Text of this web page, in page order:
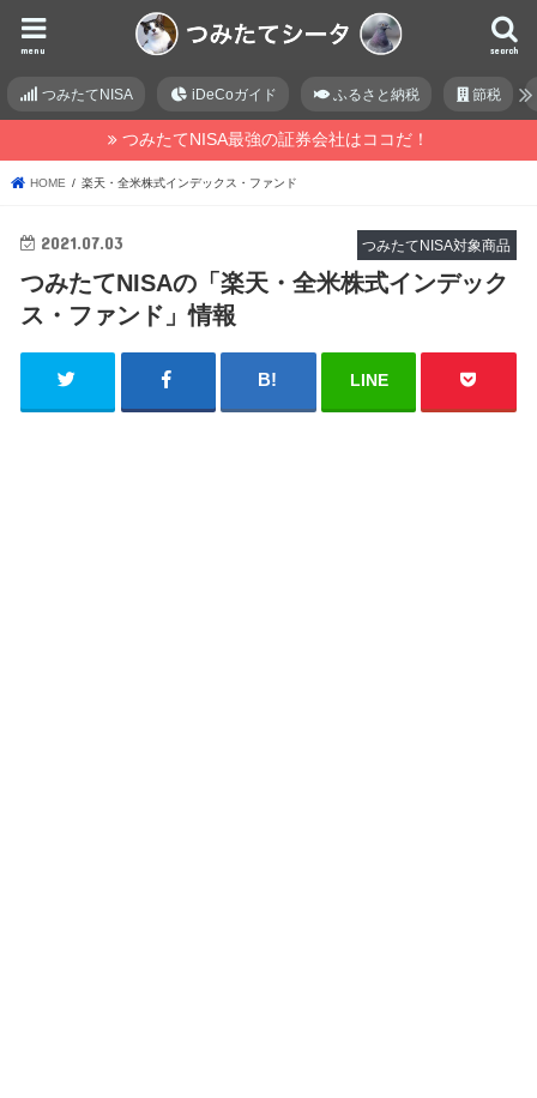
search
menu
つみたてNISA iDeCoガイド ふるさと納税 節税
つみたてNISA最強の証券会社はココだ！
HOME 楽天・全米株式インデックス・ファンド
つみたてNISA対象商品
2021.07.03
つみたてNISAの「楽天・全米株式インデック
ス・ファンド」情報
LINE